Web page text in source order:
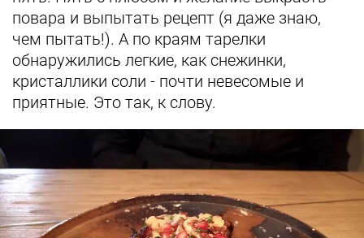
повара и выпытать рецепт (я даже знаю,
чем пытать!). А по краям тарелки
обнаружились легкие, как снежинки,
кристаллики соли - почти невесомые и
приятные. Это так, к слову.